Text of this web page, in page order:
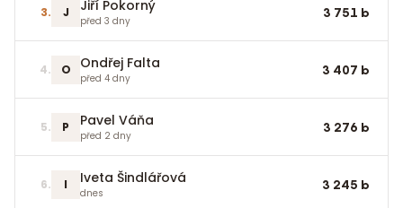
3. J Jiří Pokorný
před 3 dny
3 751 b
4. O Ondřej Falta
před 4 dny
3 407 b
5. P Pavel Váňa
před 2 dny
3 276 b
6. I Iveta Šindlářová
dnes
3 245 b